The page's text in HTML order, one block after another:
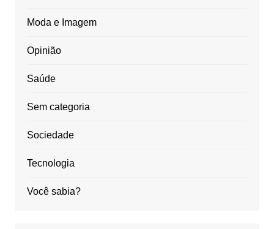
Moda e Imagem
Opinião
Saúde
Sem categoria
Sociedade
Tecnologia
Você sabia?